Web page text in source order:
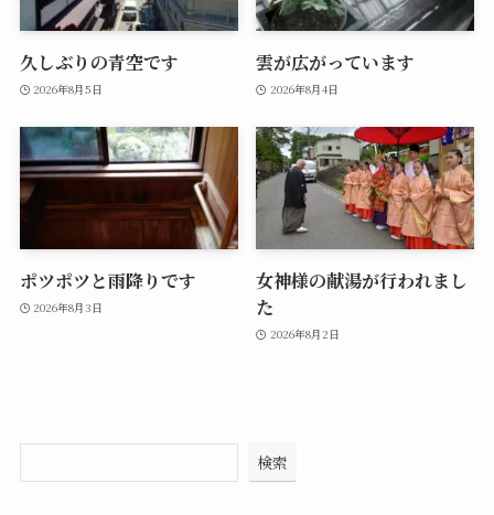
久しぶりの青空です
2026年8月5日
雲が広がっています
2026年8月4日
ポツポツと雨降りです
2026年8月3日
女神様の献湯が行われまし
た
2026年8月2日
検索